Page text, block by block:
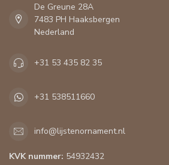
De Greune 28A
7483 PH Haaksbergen
Nederland
+31 53 435 82 35
+31 538511660
info@lijstenornament.nl
KVK nummer: 54932432